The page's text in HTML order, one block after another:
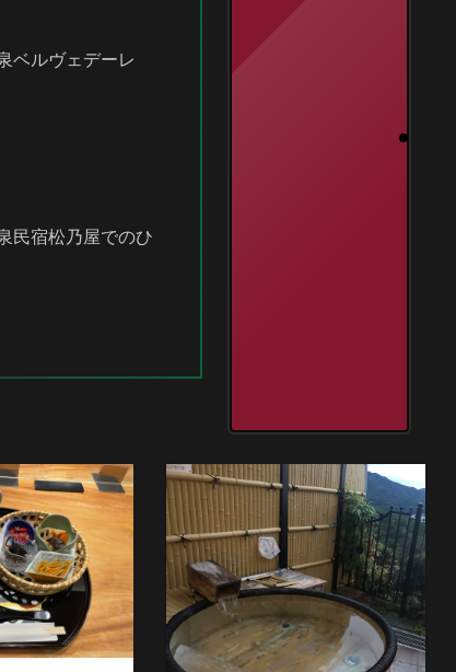
ベルヴェデーレ
民宿松乃屋でのひ